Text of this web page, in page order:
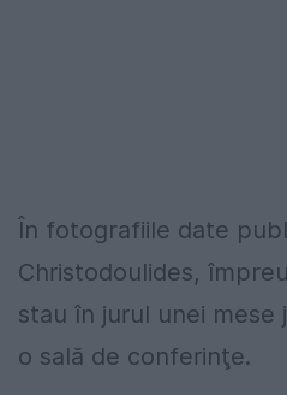
În fotografiile date
Christodoulides,
stau în jurul unei mese
o sală de conferinţe.